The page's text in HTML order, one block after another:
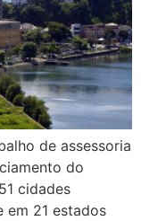
de assessoria
do
cidades
em 21 estados